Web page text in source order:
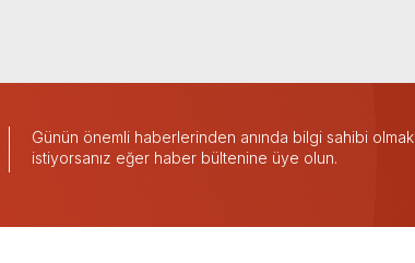
Günün önemli haberlerinden anında bilgi sahibi olmak
istiyorsanız eğer haber bültenine üye olun.